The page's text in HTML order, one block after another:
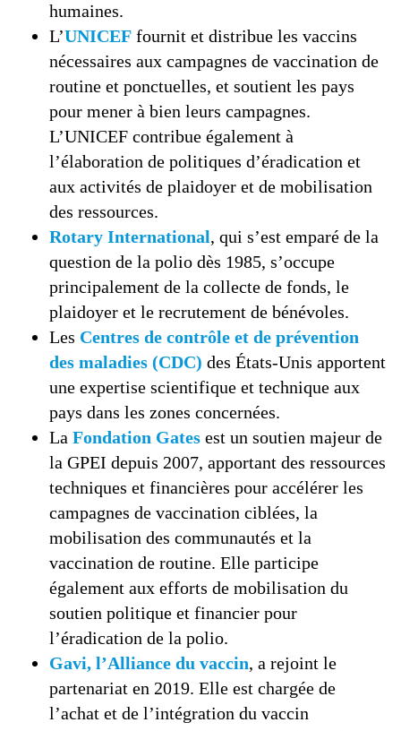
humaines.
L’UNICEF fournit et distribue les vaccins
nécessaires aux campagnes de vaccination de
routine et ponctuelles, et soutient les pays
pour mener à bien leurs campagnes.
L’UNICEF contribue également à
l’élaboration de politiques d’éradication et
aux activités de plaidoyer et de mobilisation
des ressources.
Rotary International, qui s’est emparé de la
question de la polio dès 1985, s’occupe
principalement de la collecte de fonds, le
plaidoyer et le recrutement de bénévoles.
Les Centres de contrôle et de prévention
des maladies (CDC) des États-Unis apportent
une expertise scientifique et technique aux
pays dans les zones concernées.
La Fondation Gates est un soutien majeur de
la GPEI depuis 2007, apportant des ressources
techniques et financières pour accélérer les
campagnes de vaccination ciblées, la
mobilisation des communautés et la
vaccination de routine. Elle participe
également aux efforts de mobilisation du
soutien politique et financier pour
l’éradication de la polio.
Gavi, l’Alliance du vaccin, a rejoint le
partenariat en 2019. Elle est chargée de
l’achat et de l’intégration du vaccin